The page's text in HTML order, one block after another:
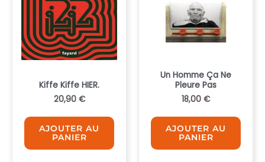
Kiffe Kiffe HIER.
20,90 €
AJOUTER AU
PANIER
Un Homme Ça Ne
Pleure Pas
18,00 €
AJOUTER AU
PANIER